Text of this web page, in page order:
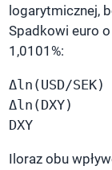
logarytmicznej,
Spadkowi euro
1,0101%:
Δln(USD/
Δln(DXY)
DXY          =
Iloraz obu